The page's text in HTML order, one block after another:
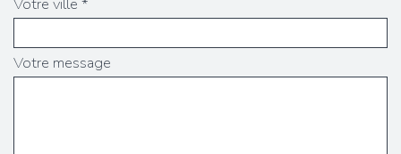
Votre ville *
Votre message